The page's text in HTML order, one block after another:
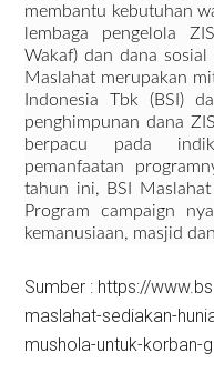
membantu kebutuhan
lembaga pengelola
Wakaf) dan dana
Maslahat merupakan
Indonesia Tbk (BSI)
penghimpunan dana
berpacu pada
pemanfaatan
tahun ini, BSI
Program campaign
kemanusiaan, masjid
Sumber : https://
maslahat-sediakan-
mushola-untuk-korban-